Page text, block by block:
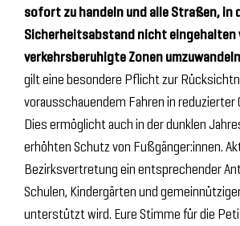
sofort zu handeln und alle Straßen, in
Sicherheitsabstand nicht eingehalten
verkehrsberuhigte Zonen
gilt eine besondere Pflicht zur
vorausschauendem Fahren in reduzierter
Dies ermöglicht auch in der dunklen
erhöhten Schutz von Fußgänger:innen.
Bezirksvertretung ein entsprechender
Schulen, Kindergärten und
unterstützt wird. Eure Stimme für die